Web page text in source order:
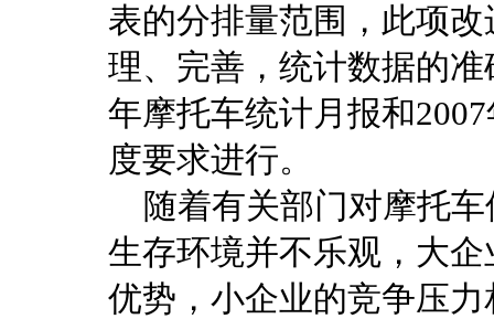
表的分排量范围，此项
理、完善，统计数据的
年摩托车统计月报和
度要求进行。
随着有关部门对摩托车
生存环境并不乐观，大
优势，小企业的竞争压